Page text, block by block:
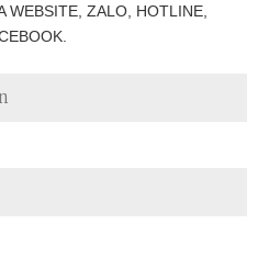
WEBSITE, ZALO, HOTLINE,